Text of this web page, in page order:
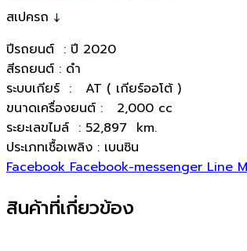
สเปครถ ↓
ปีรถยนต์ : ปี 2020
สีรถยนต์ : ดำ
ระบบเกียร์ : AT ( เกียร์ออโต้ )
ขนาดเครื่องยนต์ : 2,000 cc
ระยะเลขไมล์ : 52,897 km.
ประเภทเชื้อเพลิง : เบนซิน
Facebook Facebook-messenger Line
สินค้าที่เกี่ยวข้อง